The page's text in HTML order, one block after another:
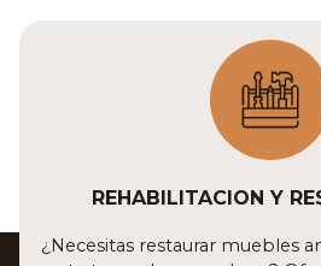
REHABILITACION Y
¿Necesitas restaurar muebles